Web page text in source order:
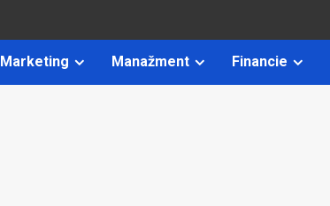
Marketing Manažment Financie